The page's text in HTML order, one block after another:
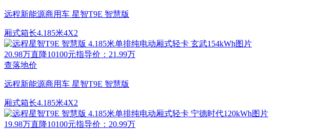
远程新能源商用车 星智T9E 智慧版
厢式箱长4.185米4X2
20.98万直降10100元指导价：21.99万
查落地价
远程新能源商用车 星智T9E 智慧版
厢式箱长4.185米4X2
19.98万直降10100元指导价：20.99万